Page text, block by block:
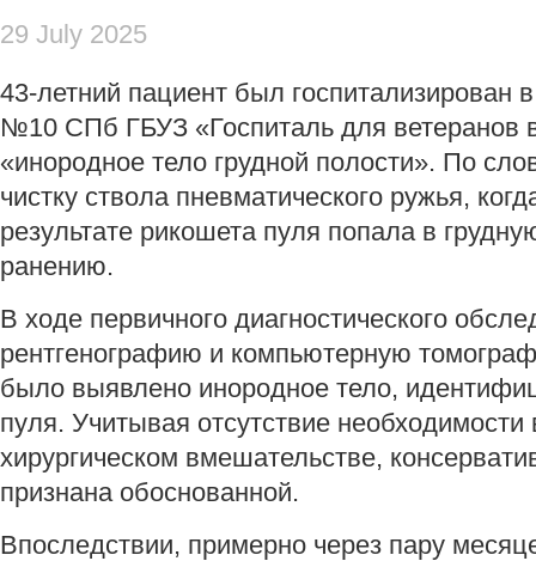
29 July 2025
43-летний пациент был госпитализирован
№10 СПб ГБУЗ «Госпиталь для ветеранов
«инородное тело грудной полости». По
чистку ствола пневматического ружья,
результате рикошета пуля попала в
ранению.
В ходе первичного диагностического
рентгенографию и компьютерную
было выявлено инородное тело,
пуля. Учитывая отсутствие
хирургическом вмешательстве,
признана обоснованной.
Впоследствии, примерно через пару